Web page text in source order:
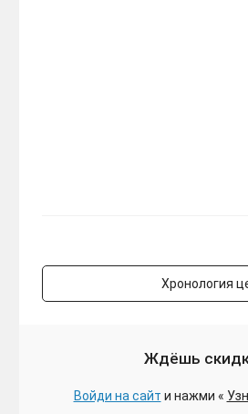
Хронология
Ждёшь
Войди на сайт и нажми «